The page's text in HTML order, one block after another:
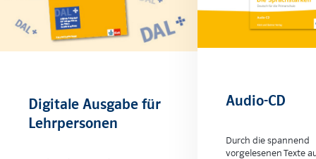
Digitale Ausgabe für
Lehrpersonen
Audio-CD
Durch die spannend
vorgelesenen Texte